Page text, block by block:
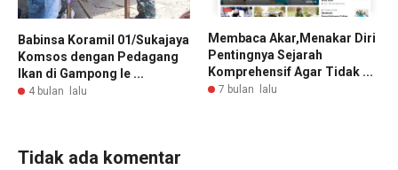
Babinsa Koramil 01/Sukajaya
Komsos dengan Pedagang
Ikan di Gampong Ie ...
4 bulan lalu
Membaca Akar,Menakar Diri
Pentingnya Sejarah
Komprehensif Agar Tidak ...
7 bulan lalu
Tidak ada komentar